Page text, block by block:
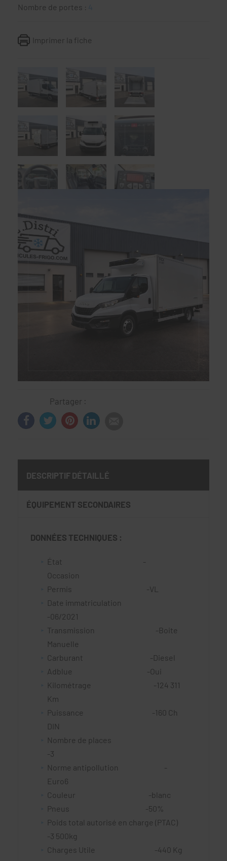
Nombre de portes :
Imprimer la fiche
Partager :
DESCRIPTIF DÉTAILLÉ
ÉQUIPEMENT SECONDAIRES
DONNÉES TECHNIQUES :
État -
Occasion
Permis -VL
Date immatriculation
-06/2021
Transmission -Boite
Manuelle
Carburant -Diesel
Adblue -Oui
Kilométrage -124 311
Km
Puissance -160 Ch
DIN
Nombre de places
-3
Norme antipollution -
Euro6
Couleur -blanc
Pneus -50%
Poids total autorisé en charge (PTAC)
-3 500kg
Charges Utile -440 Kg